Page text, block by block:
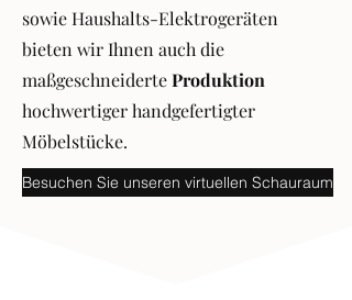
sowie Haushalts-Elektrogeräten
bieten wir Ihnen auch die
maßgeschneiderteProduktion
hochwertiger handgefertigter
Möbelstücke.
Besuchen Sie unseren virtuellen Schauraum